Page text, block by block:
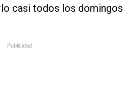
casi todos los domingos
Publicidad